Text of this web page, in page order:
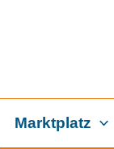
Marktplatz